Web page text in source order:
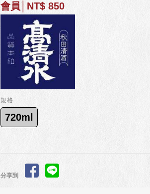
會員│NT$ 850
規格
720ml
分享到